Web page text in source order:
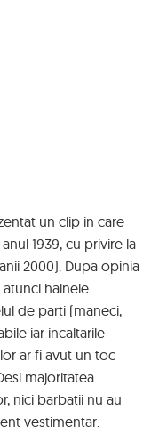
un clip in care
1939, cu privire la
2000). Dupa opinia
hainele
de parti (maneci,
iar incaltarile
ar fi avut un toc
majoritatea
nici barbatii nu au
vestimentar.